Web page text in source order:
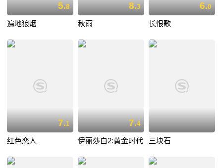
5.8
遍地狼烟
8.3
秋雨
6.0
长恨歌
7.1
红色恋人
7.4
伊丽莎白2:黄金时代 三块石